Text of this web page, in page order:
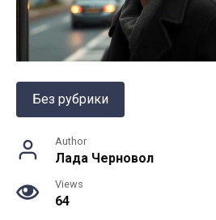
Без рубрики
Author
Лада Черновол
Views
64